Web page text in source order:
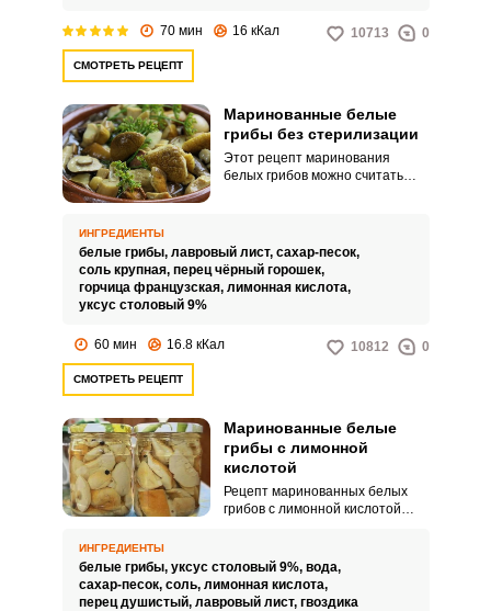
70 мин 16 кКал 10713 0
СМОТРЕТЬ РЕЦЕПТ
Маринованные белые
грибы без стерилизации
Этот рецепт маринования
белых грибов можно считать
укорачивает процесс
приготовления.
ИНГРЕДИЕНТЫ
белые грибы, лавровый лист, сахар-песок,
соль крупная, перец чёрный горошек,
горчица французская, лимонная кислота,
уксус столовый 9%
60 мин 16.8 кКал 10812 0
СМОТРЕТЬ РЕЦЕПТ
Маринованные белые
грибы с лимонной
кислотой
Рецепт маринованных белых
грибов с лимонной кислотой
грибами в холодное время года,
и при этом не хочет тратить на
их заготовку много времени и
ИНГРЕДИЕНТЫ
белые грибы, уксус столовый 9%, вода,
сахар-песок, соль, лимонная кислота,
перец душистый, лавровый лист, гвоздика